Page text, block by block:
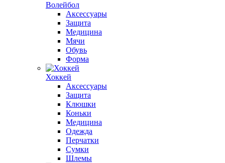
Волейбол
Аксессуары
Защита
Медицина
Мячи
Обувь
Форма
Хоккей
Аксессуары
Защита
Клюшки
Коньки
Медицина
Одежда
Перчатки
Сумки
Шлемы